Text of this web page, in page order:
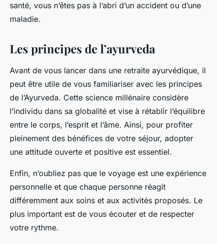
santé, vous n’êtes pas à l’abri d’un accident ou d’une
maladie.
Les principes de l’ayurveda
Avant de vous lancer dans une retraite ayurvédique, il
peut être utile de vous familiariser avec les principes
de l’Ayurveda. Cette science millénaire considère
l’individu dans sa globalité et vise à rétablir l’équilibre
entre le corps, l’esprit et l’âme. Ainsi, pour profiter
pleinement des bénéfices de votre séjour, adopter
une attitude ouverte et positive est essentiel.
Enfin, n’oubliez pas que le voyage est une expérience
personnelle et que chaque personne réagit
différemment aux soins et aux activités proposés. Le
plus important est de vous écouter et de respecter
votre rythme.